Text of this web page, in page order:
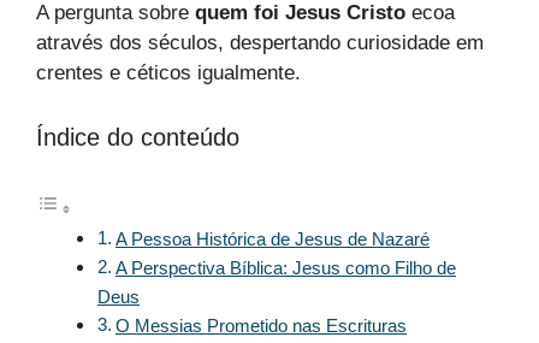
A pergunta sobre quem foi Jesus Cristo ecoa
através dos séculos, despertando curiosidade em
crentes e céticos igualmente.
Índice do conteúdo
A Pessoa Histórica de Jesus de Nazaré
A Perspectiva Bíblica: Jesus como Filho de
Deus
O Messias Prometido nas Escrituras